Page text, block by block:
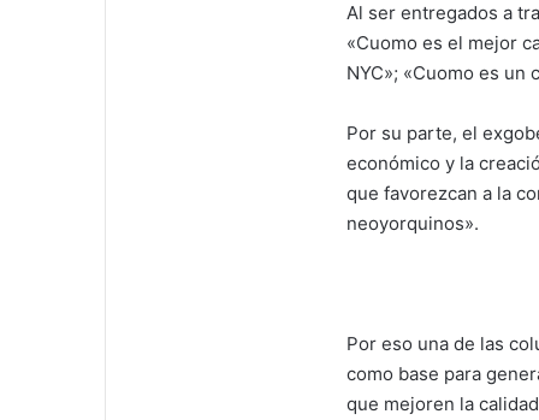
Al ser entregados a
«Cuomo es el mejor
NYC»; «Cuomo es
Por su parte, el
económico y la
que favorezcan a la
neoyorquinos».
Por eso una de las
como base para
que mejoren la